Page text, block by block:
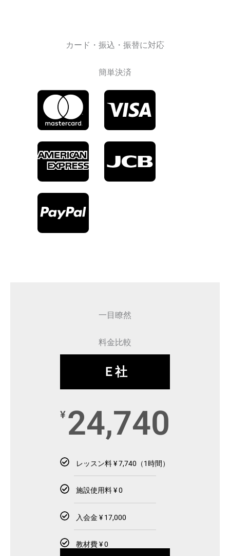
カード・振込・振替に対応
簡単決済
一目瞭然
料金比較
Ｅ社
¥ 24,740
レッスン料 ¥ 7,740（1時間）
施設使用料 ¥ 0
入会金 ¥ 17,000
教材費 ¥ 0